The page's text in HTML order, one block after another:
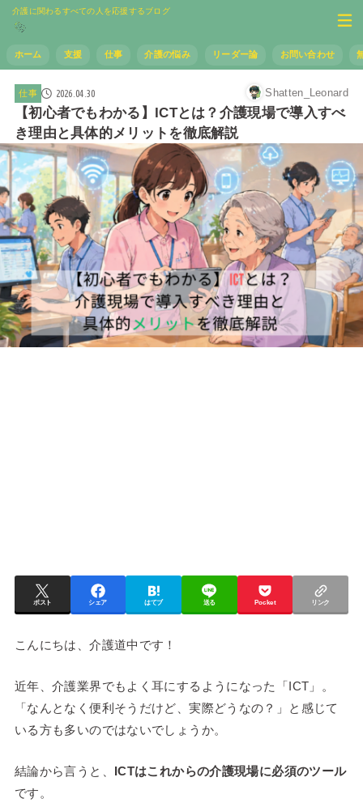
介護に関わるすべての人を応援するブログ
ホーム 支援 仕事 介護の悩み リーダー論 お問い合わせ
仕事 2026.04.30 Shatten_Leonard
【初心者でもわかる】ICTとは？介護現場で導入すべ
き理由と具体的メリットを徹底解説
ポスト シェア はてブ 送る Pocket リンク
こんにちは、介護道中です！
近年、介護業界でもよく耳にするようになった「ICT」。
「なんとなく便利そうだけど、実際どうなの？」と感じて
いる方も多いのではないでしょうか。
結論から言うと、 ICTはこれからの介護現場に必須のツール
です。